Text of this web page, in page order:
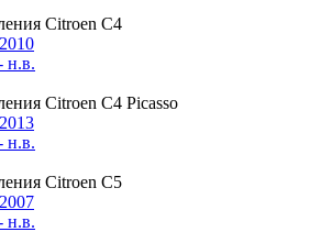
Citroen C4
н.в.
Citroen C4 Picasso
н.в.
Citroen C5
н.в.